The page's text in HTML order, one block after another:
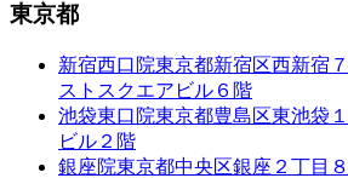
東京都
新宿西口院東京都新宿区西新宿
ストスクエアビル６階
池袋東口院東京都豊島区東池袋
ビル２階
銀座院東京都中央区銀座２丁目